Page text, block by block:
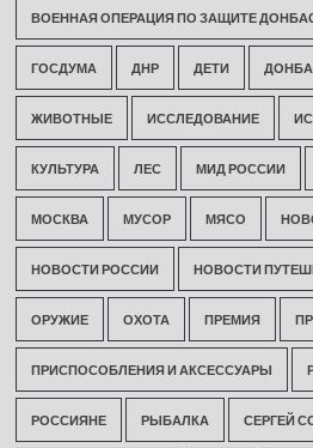
ВОЕННАЯ ОПЕРАЦИЯ ПО ЗАЩИТЕ
ГОСДУМА ДНР ДЕТИ
ЖИВОТНЫЕ ИССЛЕДОВАНИЕ
КУЛЬТУРА ЛЕС МИД РОССИИ
МОСКВА МУСОР МЯСО
НОВОСТИ РОССИИ НОВОСТИ
ОРУЖИЕ ОХОТА ПРЕМИЯ
ПРИСПОСОБЛЕНИЯ И АКСЕССУАРЫ
РОССИЯНЕ РЫБАЛКА СЕРГЕЙ